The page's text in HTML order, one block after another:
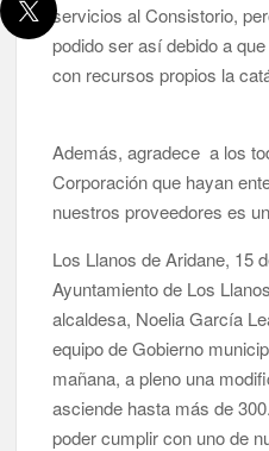
servicios al Consistorio,
podido ser así debido a
con recursos propios la
Además, agradece a los
Corporación que hayan
nuestros proveedores es
Los Llanos de Aridane, 15
Ayuntamiento de Los
alcaldesa, Noelia García
equipo de Gobierno
mañana, a pleno una
asciende hasta más de
poder cumplir con uno de